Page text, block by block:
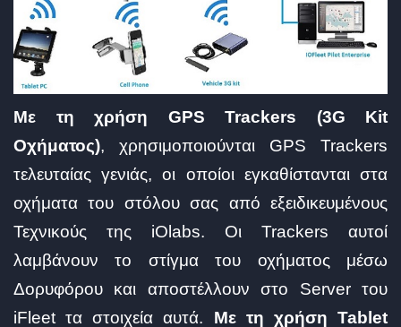
Με τη χρήση GPS Trackers (3G Kit
Οχήματος), χρησιμοποιούνται GPS Trackers
τελευταίας γενιάς, οι οποίοι εγκαθίστανται στα
οχήματα του στόλου σας από εξειδικευμένους
Τεχνικούς της iOlabs. Οι Trackers αυτοί
λαμβάνουν το στίγμα του οχήματος μέσω
Δορυφόρου και αποστέλλουν στο Server του
iFleet τα στοιχεία αυτά. Με τη χρήση Tablet